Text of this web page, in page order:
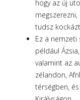
hogy az új
tudsz
Ez a nemzeti
például
valamint az
zélandon,
térségben,